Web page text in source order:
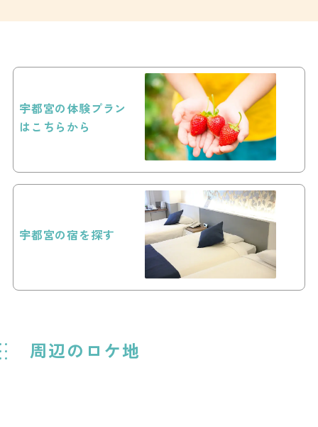
宇都宮の体験プラン
はこちらから
宇都宮の宿を探す
周辺のロケ地